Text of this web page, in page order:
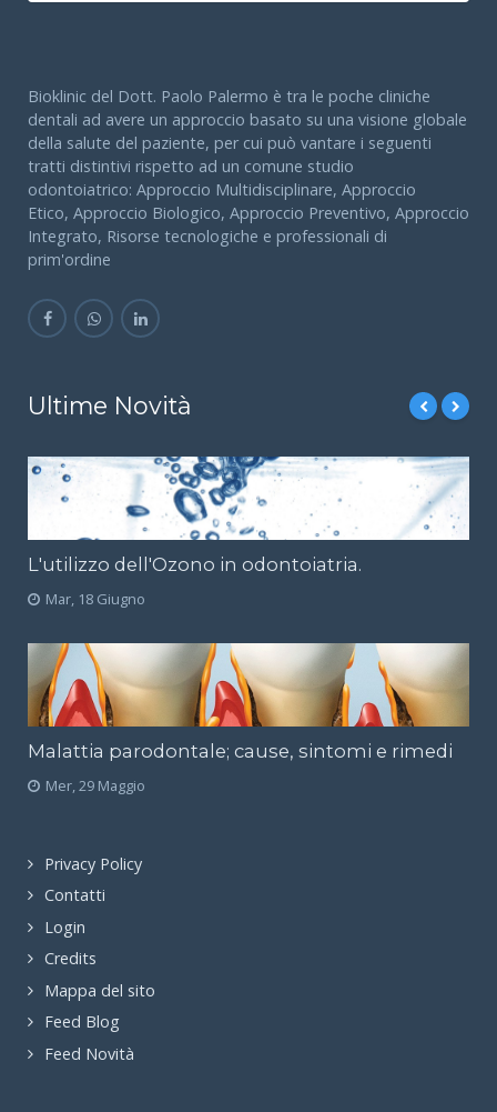
Bioklinic del Dott. Paolo Palermo è tra le poche cliniche
dentali ad avere un approccio basato su una visione globale
della salute del paziente, per cui può vantare i seguenti
tratti distintivi rispetto ad un comune studio
odontoiatrico: Approccio Multidisciplinare, Approccio
Etico, Approccio Biologico, Approccio Preventivo, Approccio
Integrato, Risorse tecnologiche e professionali di
prim'ordine
Ultime Novità
L'utilizzo dell'Ozono in odontoiatria.
Mar, 18 Giugno
Malattia parodontale; cause, sintomi e rimedi
Mer, 29 Maggio
Privacy Policy
Contatti
Login
Credits
Mappa del sito
Feed Blog
Feed Novità